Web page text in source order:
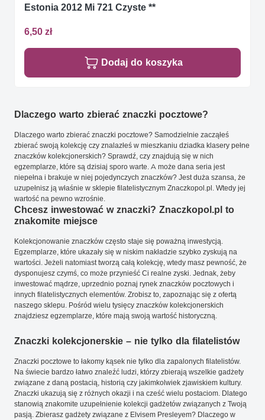
Estonia 2012 Mi 721 Czyste **
6,50 zł
Dodaj do koszyka
Dlaczego warto zbierać znaczki pocztowe?
Dlaczego warto zbierać znaczki pocztowe? Samodzielnie zacząłeś
zbierać swoją kolekcję czy znalazłeś w mieszkaniu dziadka klasery pełne
znaczków kolekcjonerskich? Sprawdź, czy znajdują się w nich
egzemplarze, które są dzisiaj sporo warte. A może dana seria jest
niepełna i brakuje w niej pojedynczych znaczków? Jest duża szansa, że
uzupełnisz ją właśnie w sklepie filatelistycznym Znaczkopol.pl. Wtedy jej
wartość na pewno wzrośnie.
Chcesz inwestować w znaczki? Znaczkopol.pl to
znakomite miejsce
Kolekcjonowanie znaczków często staje się poważną inwestycją.
Egzemplarze, które ukazały się w niskim nakładzie szybko zyskują na
wartości. Jeżeli natomiast tworzą całą kolekcję, wtedy masz pewność, że
dysponujesz czymś, co może przynieść Ci realne zyski. Jednak, żeby
inwestować mądrze, uprzednio poznaj rynek znaczków pocztowych i
innych filatelistycznych elementów. Zrobisz to, zapoznając się z ofertą
naszego sklepu. Pośród wielu tysięcy znaczków kolekcjonerskich
znajdziesz egzemplarze, które mają swoją wartość historyczną.
Znaczki kolekcjonerskie – nie tylko dla filatelistów
Znaczki pocztowe to łakomy kąsek nie tylko dla zapalonych filatelistów.
Na świecie bardzo łatwo znaleźć ludzi, którzy zbierają wszelkie gadżety
związane z daną postacią, historią czy jakimkolwiek zjawiskiem kultury.
Znaczki ukazują się z różnych okazji i na cześć wielu postaciom. Dlatego
stanowią znakomite uzupełnienie kolekcji gadżetów związanych z Twoją
pasją. Zbierasz gadżety związane z Elvisem Presleyem? Dlaczego w